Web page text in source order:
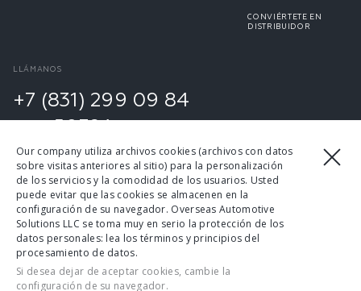
CONVIÉRTETE EN
DISTRIBUIDOR
LLÁMANOS
+7 (831) 299 09 84
Términos y condiciones de uso Política de privacidad
Our company utiliza archivos cookies (archivos con datos
sobre visitas anteriores al sitio) para la personalización
de los servicios y la comodidad de los usuarios. Usted
puede evitar que las cookies se almacenen en la
configuración de su navegador. Overseas Automotive
Solutions LLC se toma muy en serio la protección de los
datos personales: lea los términos y principios del
procesamiento de datos.
Si desea dejar de aceptar cookies, cambie la
configuración de su navegador.